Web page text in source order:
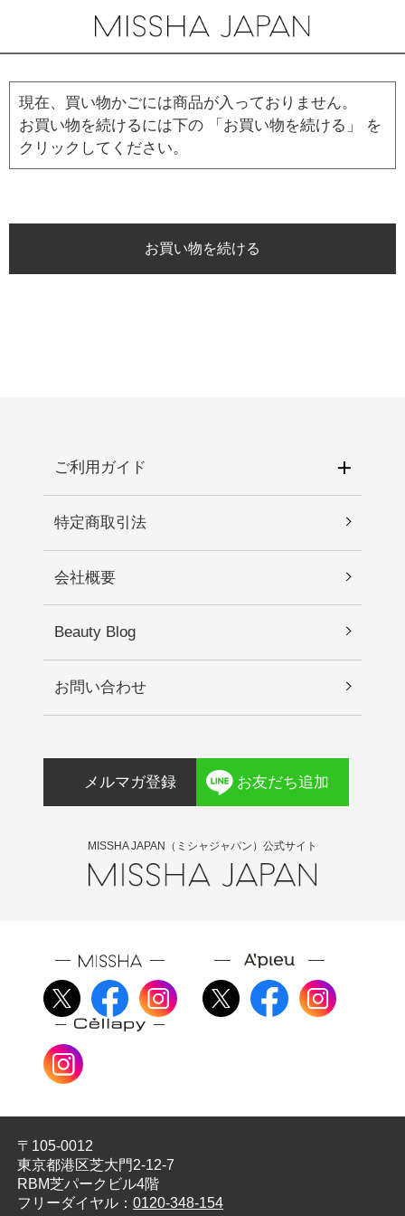
現在、買い物かごには商品が入っておりません。
お買い物を続けるには下の 「お買い物を続ける」 を
クリックしてください。
お買い物を続ける
ご利用ガイド
特定商取引法
会社概要
Beauty Blog
お問い合わせ
メルマガ登録 お友だち追加
MISSHA JAPAN（ミシャジャパン）公式サイト
〒105-0012
東京都港区芝大門2-12-7
RBM芝パークビル4階
フリーダイヤル：0120-348-154